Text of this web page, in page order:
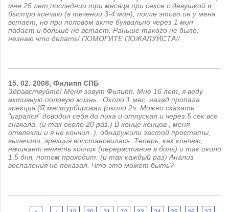
мне 25 лет,последнии три месяца при сексе с девушкой я
быстро кончаю (в течении 3-4 мин), после этого он у меня
встает, но при половом акте буквально через 1 мин
падает и больше не встает. Раньше такого не было,
незнаю что делать! ПОМОГИТЕ ПОЖАЛУЙСТА!!
15. 02. 2008, Филипп СПБ
Здравствуйте! Меня зовут Филипп. Мне 16 лет, я веду
активную половую жизнь.. Около 1 мес. назад пропала
эрекция (Я мастурбировал (около 2ч. Можно сказать
"игрался" доводил себя до пика и отпускал и через 5 сек все
сначала. (и так около 20 раз.) В конце концов , меня
отвлекли и я не кончил. ), обнаружили застой простаты,
вылечили, эрекция восстановилась. Теперь, как кончаю,
начинает неметь копчик (перерастание в боль) и так около
1.5 дня, потом проходит. (и так каждый раз) Анализ
воспаления не показал. Что это может быть?